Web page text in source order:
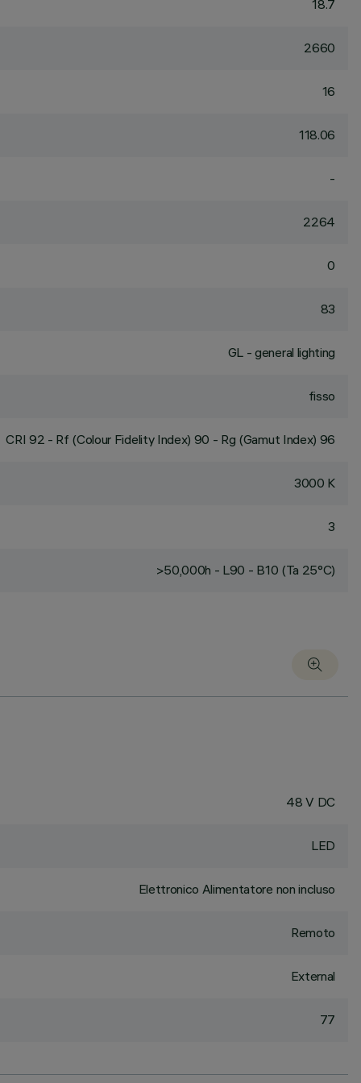
18.7
2660
16
118.06
-
2264
0
83
GL - general lighting
fisso
CRI 92 - Rf (Colour Fidelity Index) 90 - Rg (Gamut Index) 96
3000 K
3
>50,000h - L90 - B10 (Ta 25°C)
48 V DC
LED
Elettronico Alimentatore non incluso
Remoto
External
77